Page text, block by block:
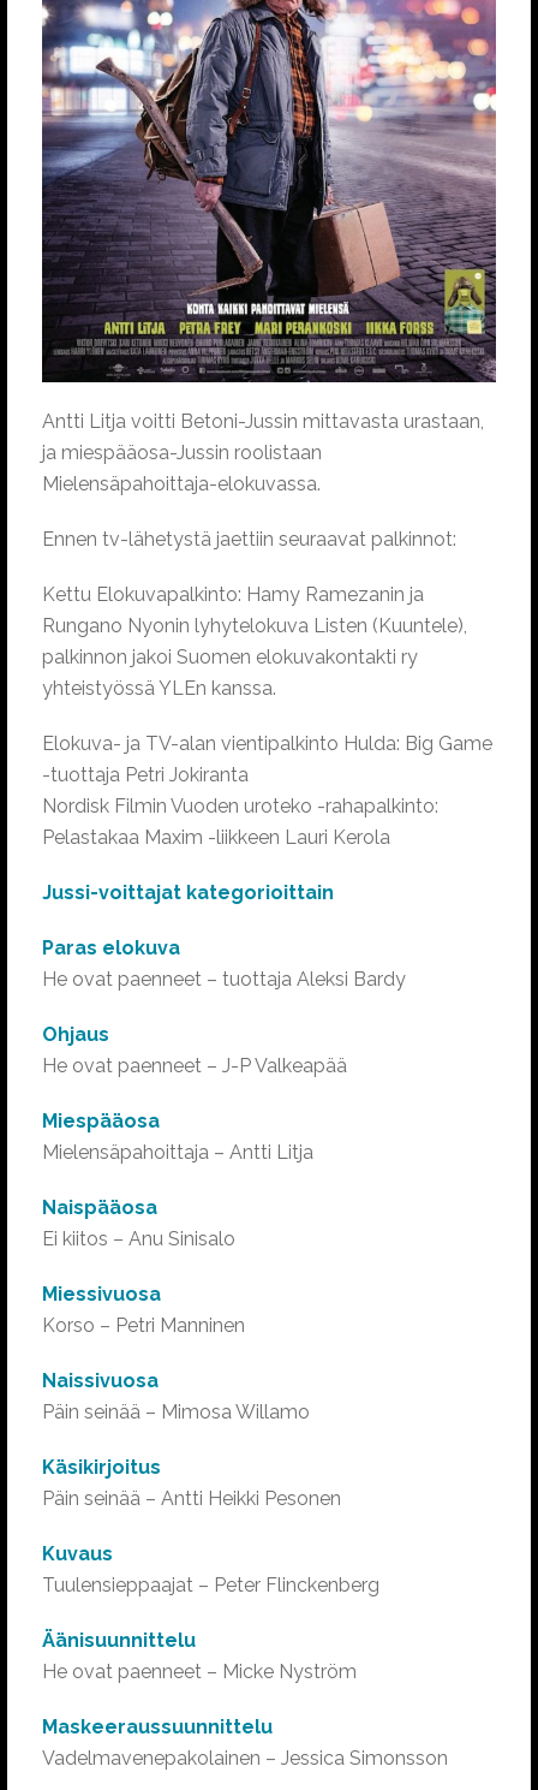
Antti Litja voitti Betoni-Jussin mittavasta urastaan,
ja miespääosa-Jussin roolistaan
Mielensäpahoittaja-elokuvassa.
Ennen tv-lähetystä jaettiin seuraavat palkinnot:
Kettu Elokuvapalkinto: Hamy Ramezanin ja
Rungano Nyonin lyhytelokuva Listen (Kuuntele),
palkinnon jakoi Suomen elokuvakontakti ry
yhteistyössä YLEn kanssa.
Elokuva- ja TV-alan vientipalkinto Hulda: Big Game
-tuottaja Petri Jokiranta
Nordisk Filmin Vuoden uroteko -rahapalkinto:
Pelastakaa Maxim -liikkeen Lauri Kerola
Jussi-voittajat kategorioittain
Paras elokuva
He ovat paenneet – tuottaja Aleksi Bardy
Ohjaus
He ovat paenneet – J-P Valkeapää
Miespääosa
Mielensäpahoittaja – Antti Litja
Naispääosa
Ei kiitos – Anu Sinisalo
Miessivuosa
Korso – Petri Manninen
Naissivuosa
Päin seinää – Mimosa Willamo
Käsikirjoitus
Päin seinää – Antti Heikki Pesonen
Kuvaus
Tuulensieppaajat – Peter Flinckenberg
Äänisuunnittelu
He ovat paenneet – Micke Nyström
Maskeeraussuunnittelu
Vadelmavenepakolainen – Jessica Simonsson